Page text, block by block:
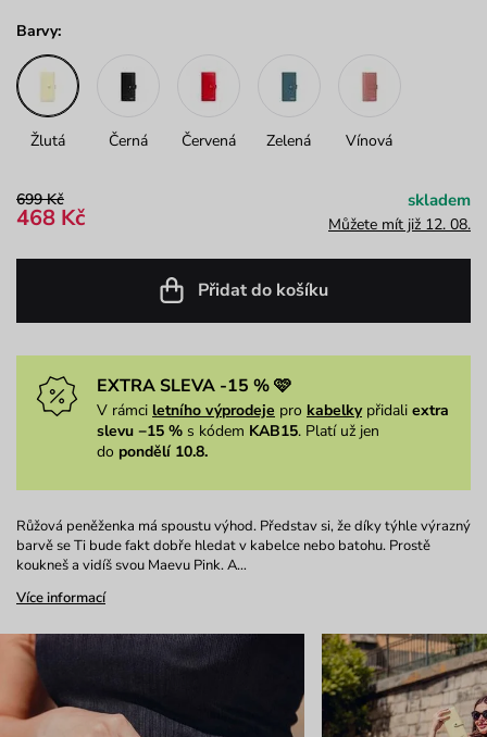
Barvy:
Žlutá Černá Červená Zelená Vínová
699 Kč
468 Kč
skladem
Můžete mít již 12. 08.
Přidat do košíku
EXTRA SLEVA -15 % 🩷
V rámci letního výprodeje pro kabelkypřidali extra
slevu −15 % s kódem KAB15. Platí už jen
do pondělí 10.8.
Růžová peněženka má spoustu výhod. Představ si, že díky týhle výrazný
barvě se Ti bude fakt dobře hledat v kabelce nebo batohu. Prostě
koukneš a vidíš svou Maevu Pink. A…
Více informací